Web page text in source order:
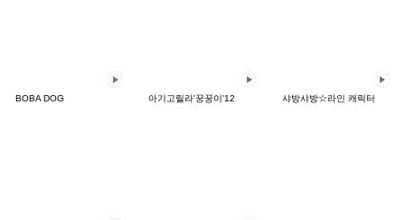
BOBA DOG 아기고릴라'꿍꿍이'12 샤방샤방☆라인 캐릭터